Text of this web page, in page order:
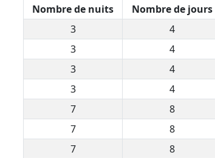
Nombre de nuits Nombre de jours
3
4
3
4
3
4
3
4
7
8
7
8
7
8